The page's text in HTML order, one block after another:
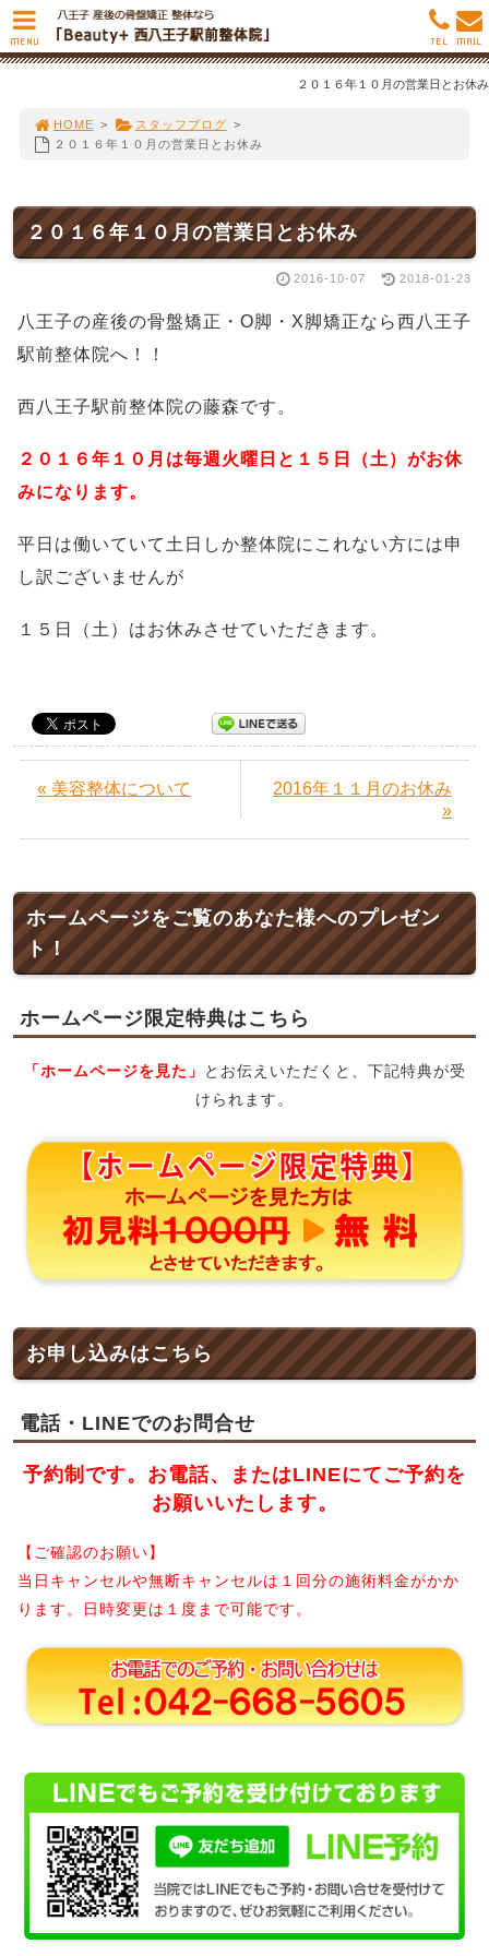
２０１６年１０月の営業日とお休み
HOME > スタッフブログ >
２０１６年１０月の営業日とお休み
２０１６年１０月の営業日とお休み
2016-10-07 2018-01-23
八王子の産後の骨盤矯正・O脚・X脚矯正なら西八王子
駅前整体院へ！！
西八王子駅前整体院の藤森です。
２０１６年１０月は毎週火曜日と１５日（土）がお休
みになります。
平日は働いていて土日しか整体院にこれない方には申
し訳ございませんが
１５日（土）はお休みさせていただきます。
« 美容整体について
2016年１１月のお休み
»
ホームページをご覧のあなた様へのプレゼン
ト！
ホームページ限定特典はこちら
「ホームページを見た」
とお伝えいただくと、下記特典が受
けられます。
お申し込みはこちら
電話・LINEでのお問合せ
予約制です。お電話、またはLINEにてご予約を
お願いいたします。
【ご確認のお願い】
当日キャンセルや無断キャンセルは１回分の施術料金がかか
ります。日時変更は１度まで可能です。
MENU MAIL
TEL